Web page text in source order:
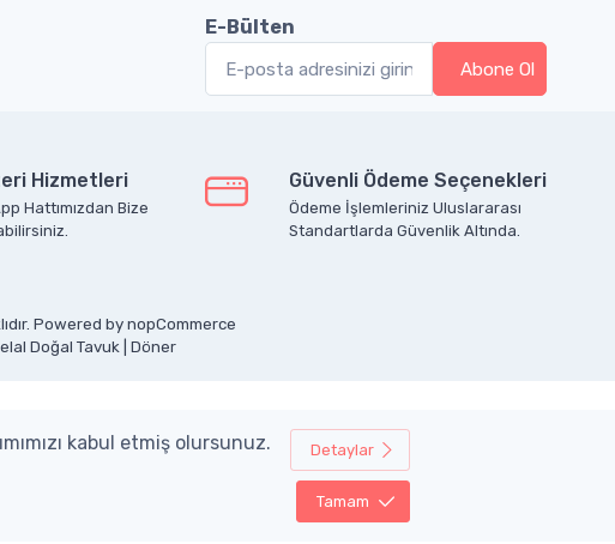
E-Bülten
Hizmetleri
Hattımızdan Bize
Güvenli Ödeme Seçenekleri
Ödeme İşlemleriniz Uluslararası
Standartlarda Güvenlik Altında.
Powered by nopCommerce
Doğal Tavuk| Döner
kabul etmiş olursunuz. Detaylar
Tamam